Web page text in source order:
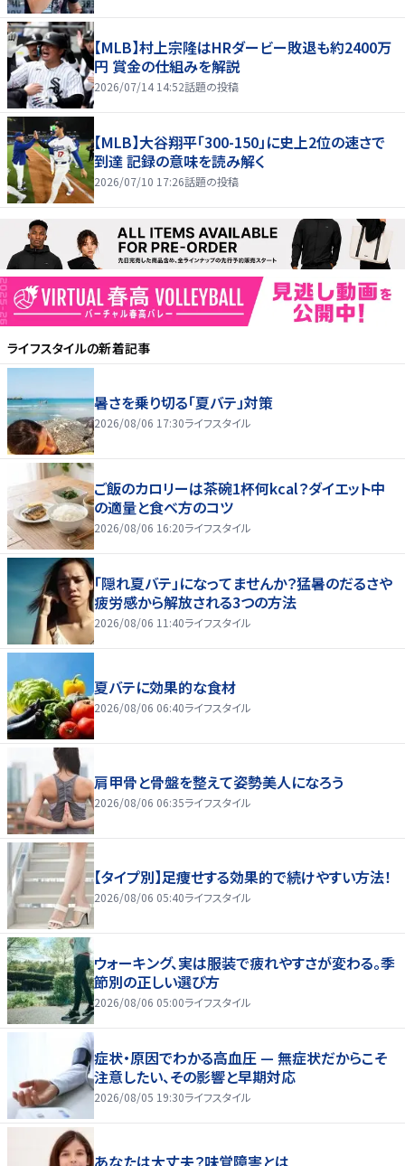
【MLB】村上宗隆はHRダービー敗退も約2400万
円 賞金の仕組みを解説
2026/07/14 14:52話題の投稿
【MLB】大谷翔平「300-150」に史上2位の速さで
到達 記録の意味を読み解く
2026/07/10 17:26話題の投稿
ライフスタイルの新着記事
暑さを乗り切る「夏バテ」対策
2026/08/06 17:30ライフスタイル
ご飯のカロリーは茶碗1杯何kcal？ダイエット中
の適量と食べ方のコツ
2026/08/06 16:20ライフスタイル
「隠れ夏バテ」になってませんか？猛暑のだるさや
疲労感から解放される3つの方法
2026/08/06 11:40ライフスタイル
夏バテに効果的な食材
2026/08/06 06:40ライフスタイル
肩甲骨と骨盤を整えて姿勢美人になろう
2026/08/06 06:35ライフスタイル
【タイプ別】足痩せする効果的で続けやすい方法！
2026/08/06 05:40ライフスタイル
ウォーキング、実は服装で疲れやすさが変わる。季
節別の正しい選び方
2026/08/06 05:00ライフスタイル
症状・原因でわかる高血圧 — 無症状だからこそ
注意したい、その影響と早期対応
2026/08/05 19:30ライフスタイル